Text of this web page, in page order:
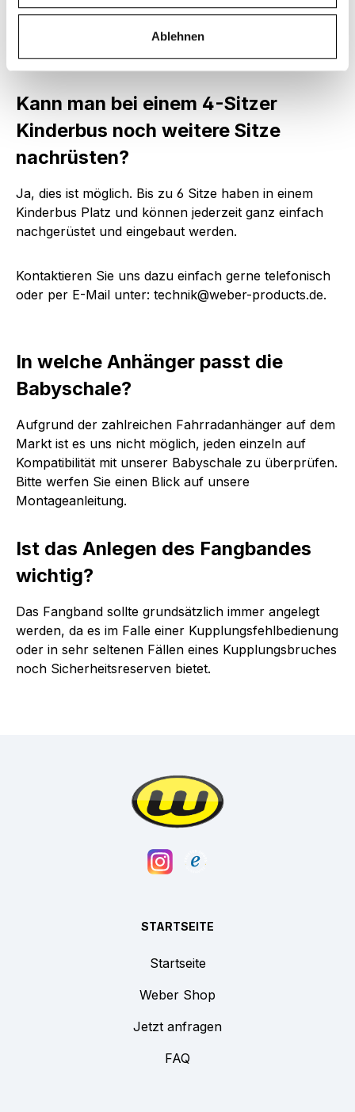
Ablehnen
unterschiedlich.
Kann man bei einem 4-Sitzer
Kinderbus noch weitere Sitze
nachrüsten?
Ja, dies ist möglich. Bis zu 6 Sitze haben in einem
Kinderbus Platz und können jederzeit ganz einfach
nachgerüstet und eingebaut werden.
Kontaktieren Sie uns dazu einfach gerne telefonisch
oder per E-Mail unter: technik@weber-products.de.
In welche Anhänger passt die
Babyschale?
Aufgrund der zahlreichen Fahrradanhänger auf dem
Markt ist es uns nicht möglich, jeden einzeln auf
Kompatibilität mit unserer Babyschale zu überprüfen.
Bitte werfen Sie einen Blick auf unsere
Montageanleitung.
Ist das Anlegen des Fangbandes
wichtig?
Das Fangband sollte grundsätzlich immer angelegt
werden, da es im Falle einer Kupplungsfehlbedienung
oder in sehr seltenen Fällen eines Kupplungsbruches
noch Sicherheitsreserven bietet.
STARTSEITE
Startseite
Weber Shop
Jetzt anfragen
FAQ